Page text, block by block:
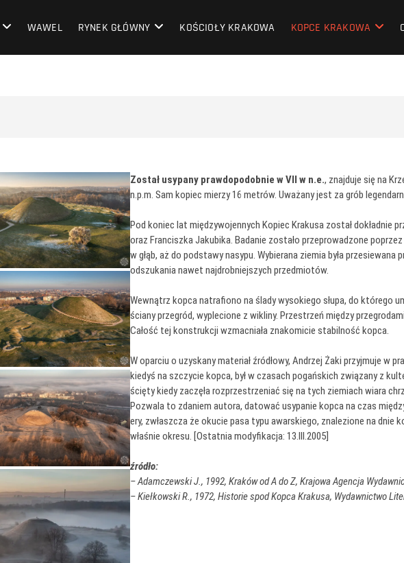
WAWEL RYNEK GŁÓWNY KOŚCIOŁY KRAKOWA KOPCE KRAKOWA
Został usypany prawdopodobnie w VII w n.e., znajduje się na
n.p.m. Sam kopiec mierzy 16 metrów. Uważany jest za grób
Pod koniec lat międzywojennych Kopiec Krakusa został dokładnie
oraz Franciszka Jakubika. Badanie zostało przeprowadzone
w głąb, aż do podstawy nasypu. Wybierana ziemia była
odszukania nawet najdrobniejszych przedmiotów.
Wewnątrz kopca natrafiono na ślady wysokiego słupa, do którego
ściany przegród, wyplecione z wikliny. Przestrzeń między
Całość tej konstrukcji wzmacniała znakomicie stabilność kopca.
W oparciu o uzyskany materiał źródłowy, Andrzej Żaki przyjmuje w
kiedyś na szczycie kopca, był w czasach pogańskich związany z
ścięty kiedy zaczęła rozprzestrzeniać się na tych ziemiach wiara
Pozwala to zdaniem autora, datować usypanie kopca na czas
ery, zwłaszcza że okucie pasa typu awarskiego, znalezione na dnie
właśnie okresu. [Ostatnia modyfikacja: 13.III.2005]
źródło:
– Adamczewski J., 1992, Kraków od A do Z, Krajowa Agencja
– Kiełkowski R., 1972, Historie spod Kopca Krakusa, Wydawnictwo